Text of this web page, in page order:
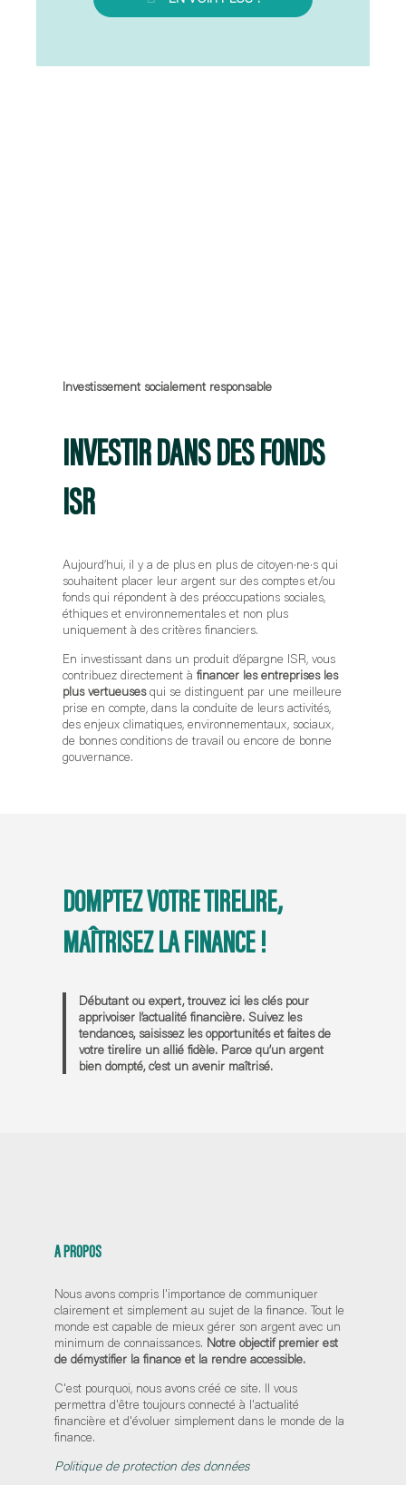
Investissement socialement responsable
INVESTIR DANS DES FONDS
ISR
Aujourd’hui, il y a de plus en plus de citoyen·ne·s qui
souhaitent placer leur argent sur des comptes et/ou
fonds qui répondent à des préoccupations sociales,
éthiques et environnementales et non plus
uniquement à des critères financiers.
En investissant dans un produit d’épargne ISR, vous
contribuez directement àfinancer les entreprises les
plus vertueusesqui se distinguent par une meilleure
prise en compte, dans la conduite de leurs activités,
des enjeux climatiques, environnementaux, sociaux,
de bonnes conditions de travail ou encore de bonne
gouvernance.
DOMPTEZ VOTRE TIRELIRE,
MAÎTRISEZ LA FINANCE !
Débutant ou expert, trouvez ici les clés pour
apprivoiser l’actualité financière. Suivez les
tendances, saisissez les opportunités et faites de
votre tirelire un allié fidèle. Parce qu’un argent
bien dompté, c’est un avenir maîtrisé.
A PROPOS
Nous avons compris l'importance de communiquer
clairement et simplement au sujet de la finance. Tout le
monde est capable de mieux gérer son argent avec un
minimum de connaissances. Notre objectif premier est
de démystifier la finance et la rendre accessible.
C'est pourquoi, nous avons créé ce site. Il vous
permettra d'être toujours connecté à l'actualité
financière et d'évoluer simplement dans le monde de la
finance.
Politique de protection des données